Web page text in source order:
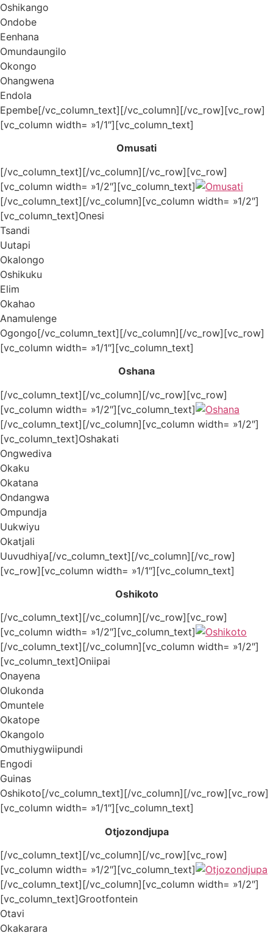
Oshikango
Ondobe
Eenhana
Omundaungilo
Okongo
Ohangwena
Endola
Epembe[/vc_column_text][/vc_column][/vc_row][vc_row]
[vc_column width= »1/1″][vc_column_text]
Omusati
[/vc_column_text][/vc_column][/vc_row][vc_row]
[vc_column width= »1/2″][vc_column_text]
[/vc_column_text][/vc_column][vc_column width= »1/2″]
[vc_column_text]Onesi
Tsandi
Uutapi
Okalongo
Oshikuku
Elim
Okahao
Anamulenge
Ogongo[/vc_column_text][/vc_column][/vc_row][vc_row]
[vc_column width= »1/1″][vc_column_text]
Oshana
[/vc_column_text][/vc_column][/vc_row][vc_row]
[vc_column width= »1/2″][vc_column_text]
[/vc_column_text][/vc_column][vc_column width= »1/2″]
[vc_column_text]Oshakati
Ongwediva
Okaku
Okatana
Ondangwa
Ompundja
Uukwiyu
Okatjali
Uuvudhiya[/vc_column_text][/vc_column][/vc_row]
[vc_row][vc_column width= »1/1″][vc_column_text]
Oshikoto
[/vc_column_text][/vc_column][/vc_row][vc_row]
[vc_column width= »1/2″][vc_column_text]
[/vc_column_text][/vc_column][vc_column width= »1/2″]
[vc_column_text]Oniipai
Onayena
Olukonda
Omuntele
Okatope
Okangolo
Omuthiygwiipundi
Engodi
Guinas
Oshikoto[/vc_column_text][/vc_column][/vc_row][vc_row]
[vc_column width= »1/1″][vc_column_text]
Otjozondjupa
[/vc_column_text][/vc_column][/vc_row][vc_row]
[vc_column width= »1/2″][vc_column_text]
[/vc_column_text][/vc_column][vc_column width= »1/2″]
[vc_column_text]Grootfontein
Otavi
Okakarara